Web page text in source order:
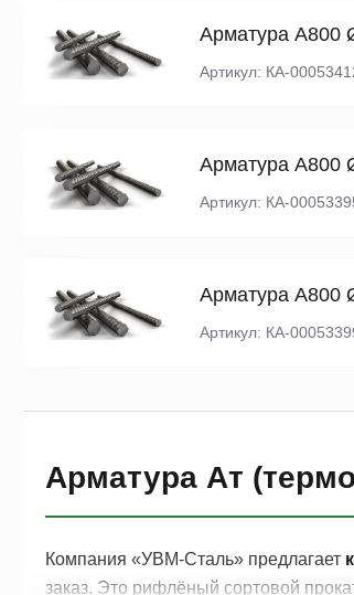
Арматура А800
Артикул: КА-
Арматура А800
Артикул: КА-
Арматура А800
Артикул: КА-
Арматура Ат
Компания «УВМ-Сталь» предлагает
заказ. Это рифлёный сортовой